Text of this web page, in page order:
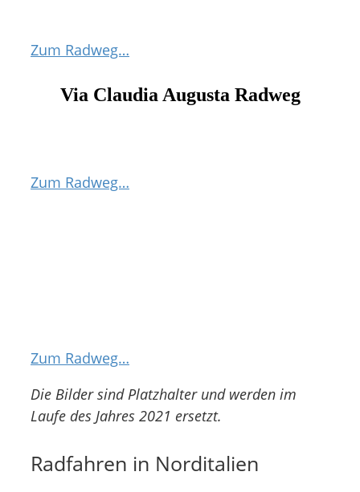
Zum Radweg…
Via Claudia Augusta Radweg
Zum Radweg…
Zum Radweg…
Die Bilder sind Platzhalter und werden im
Laufe des Jahres 2021 ersetzt.
Radfahren in Norditalien